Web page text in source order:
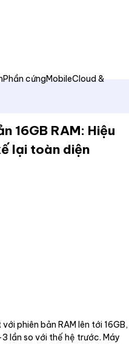
Phần cứngMobileCloud &
16GB RAM: Hiệu
lại toàn diện
phiên bản RAM lên tới 16GB,
lần so với thế hệ trước. Máy